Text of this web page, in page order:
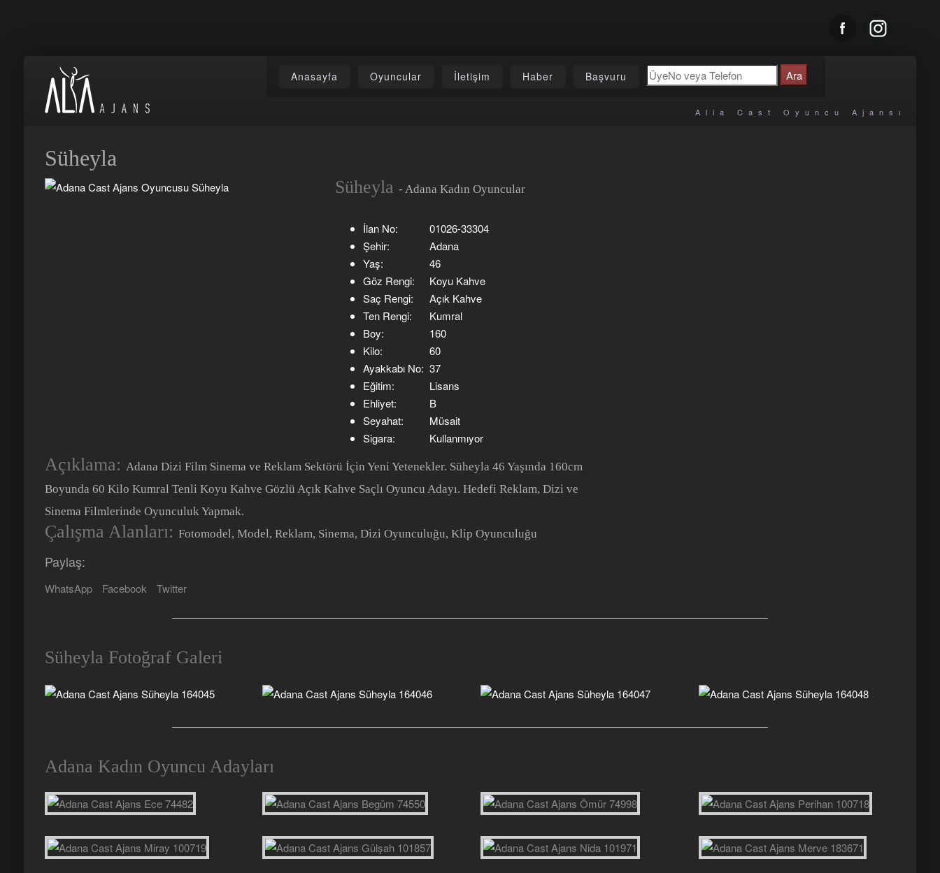
Alia Cast Oyuncu Ajansı
Anasayfa Oyuncular İletişim Haber Başvuru
Süheyla
Süheyla- Adana Kadın Oyuncular
İlan No:
01026-33304
Şehir:
Adana
Yaş:
46
Göz Rengi:
Koyu Kahve
Saç Rengi:
Açık Kahve
Ten Rengi:
Kumral
Boy:
160
Kilo:
60
Ayakkabı No: 37
Eğitim:
Lisans
Ehliyet:
B
Seyahat:
Müsait
Sigara:
Kullanmıyor
Açıklama: Adana Dizi Film Sinema ve Reklam Sektörü İçin Yeni Yetenekler. Süheyla 46 Yaşında 160cm
Boyunda 60 Kilo Kumral Tenli Koyu Kahve Gözlü Açık Kahve Saçlı Oyuncu Adayı. Hedefi Reklam, Dizi ve
Sinema Filmlerinde Oyunculuk Yapmak.
Çalışma Alanları: Fotomodel, Model, Reklam, Sinema, Dizi Oyunculuğu, Klip Oyunculuğu
Paylaş:
WhatsApp Facebook Twitter
Süheyla Fotoğraf Galeri
Adana Kadın Oyuncu Adayları